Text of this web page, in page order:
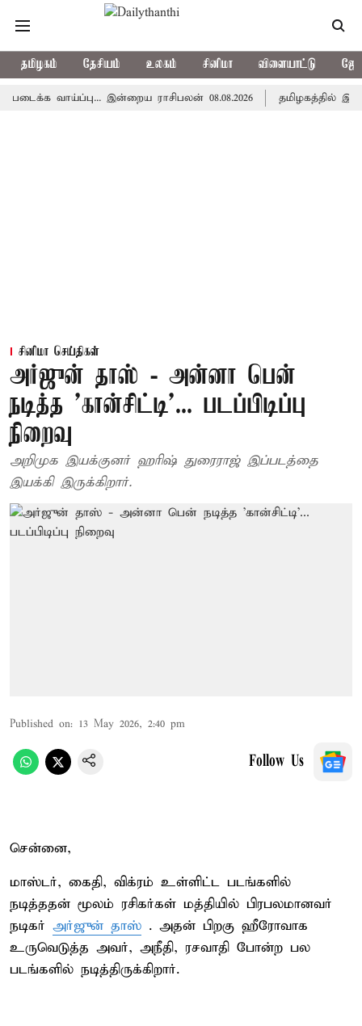
தமிழகம் தேசியம் உலகம் சினிமா விளையாட்டு
இன்றைய ராசிபலன் 08.08.2026 தமிழகத்தில் இன்று
சினிமா செய்திகள்
அர்ஜுன் தாஸ் - அன்னா பென்
நடித்த 'கான்சிட்டி'... படப்பிடிப்பு
நிறைவு
அறிமுக இயக்குனர் ஹரிஷ் துரைராஜ் இப்படத்தை
இயக்கி இருக்கிறார்.
Published on: 13 May 2026, 2:40 pm
Follow Us
சென்னை,
மாஸ்டர், கைதி, விக்ரம் உள்ளிட்ட படங்களில்
நடித்ததன் மூலம் ரசிகர்கள் மத்தியில் பிரபலமானவர்
நடிகர் அர்ஜுன் தாஸ் . அதன் பிறகு ஹீரோவாக
உருவெடுத்த அவர், அநீதி, ரசவாதி போன்ற பல
படங்களில் நடித்திருக்கிறார்.